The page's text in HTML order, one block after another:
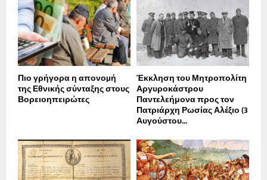
Πιο γρήγορα η απονοµή
της Εθνικής σύνταξης στους
Βορειοηπειρώτες
Έκκληση του Μητροπολίτη
Αργυροκάστρου
Παντελεήμονα προς τον
Πατριάρχη Ρωσίας Αλέξιο (3
Αυγούστου...